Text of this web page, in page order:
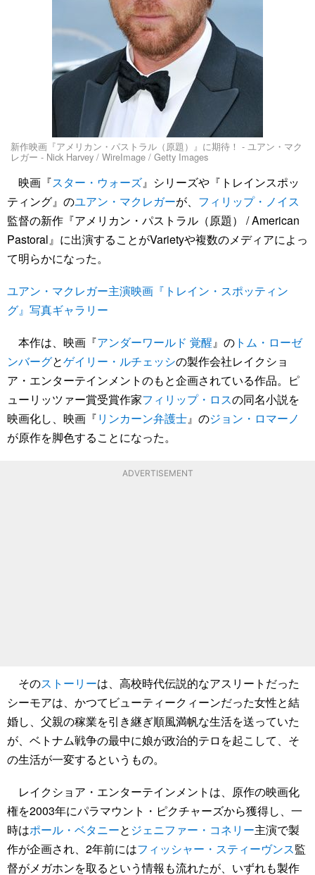
新作映画『アメリカン・パストラル（原題）』に期待！ - ユアン・マク
レガー - Nick Harvey / WireImage / Getty Images
映画『スター・ウォーズ』シリーズや『トレインスポッ
ティング』のユアン・マクレガーが、 フィリップ・ノイス
監督の新作『アメリカン・パストラル（原題） / American
Pastoral』に出演することがVarietyや複数のメディアによっ
て明らかになった。
ユアン・マクレガー主演映画『トレイン・スポッティン
グ』写真ギャラリー
本作は、映画『アンダーワールド 覚醒』の トム・ローゼ
ンバーグとゲイリー・ルチェッシの製作会社レイクショ
ア・エンターテインメントのもと企画されている作品。ピ
ューリッツァー賞受賞作家フィリップ・ロスの同名小説を
映画化し、映画『リンカーン弁護士』のジョン・ロマーノ
が原作を脚色することになった。
ADVERTISEMENT
そのストーリーは、高校時代伝説的なアスリートだった
シーモアは、かつてビューティークィーンだった女性と結
婚し、父親の稼業を引き継ぎ順風満帆な生活を送っていた
が、ベトナム戦争の最中に娘が政治的テロを起こして、そ
の生活が一変するというもの。
レイクショア・エンターテインメントは、原作の映画化
権を2003年にパラマウント・ピクチャーズから獲得し、一
時はポール・ベタニーと ジェニファー・コネリー主演で製
作が企画され、2年前にはフィッシャー・スティーヴンス監
督がメガホンを取るという情報も流れたが、いずれも製作